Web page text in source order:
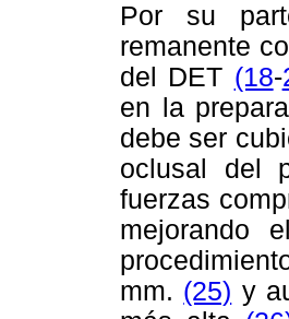
Por su
remanente
del DET (18-
en la
debe ser
oclusal del
fuerzas
mejorando
mm. (25) y